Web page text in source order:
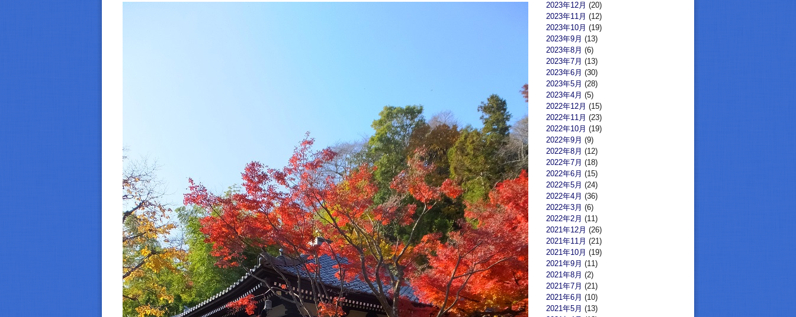
2023年12月 (20)
2023年11月 (12)
2023年10月 (19)
2023年9月 (13)
2023年8月 (6)
2023年7月 (13)
2023年6月 (30)
2023年5月 (28)
2023年4月 (5)
2022年12月 (15)
2022年11月 (23)
2022年10月 (19)
2022年9月 (9)
2022年8月 (12)
2022年7月 (18)
2022年6月 (15)
2022年5月 (24)
2022年4月 (36)
2022年3月 (6)
2022年2月 (11)
2021年12月 (26)
2021年11月 (21)
2021年10月 (19)
2021年9月 (11)
2021年8月 (2)
2021年7月 (21)
2021年6月 (10)
2021年5月 (13)